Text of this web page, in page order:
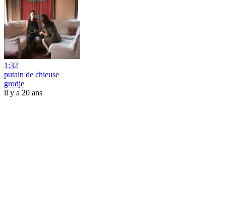
1:32
putain de chieuse
grodje
il y a 20 ans